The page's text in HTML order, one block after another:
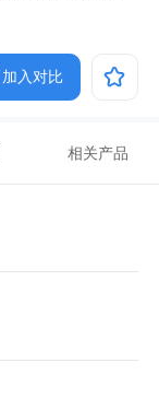
加入对比
相关产品